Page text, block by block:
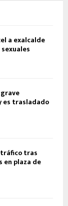
a exalcalde
es trasladado
tras
en plaza de